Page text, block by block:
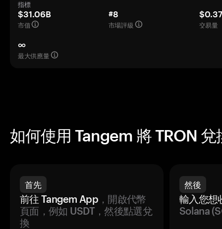
指標
$31.06B
市值
#8
市場評級
交易量
∞
最大供應量
如何使用 Tangem 將 TRON
首先
前往 Tangem App，開啟代幣
頁面，例如 USDT，然後點選兌
換
然後
輸入您想
Solana